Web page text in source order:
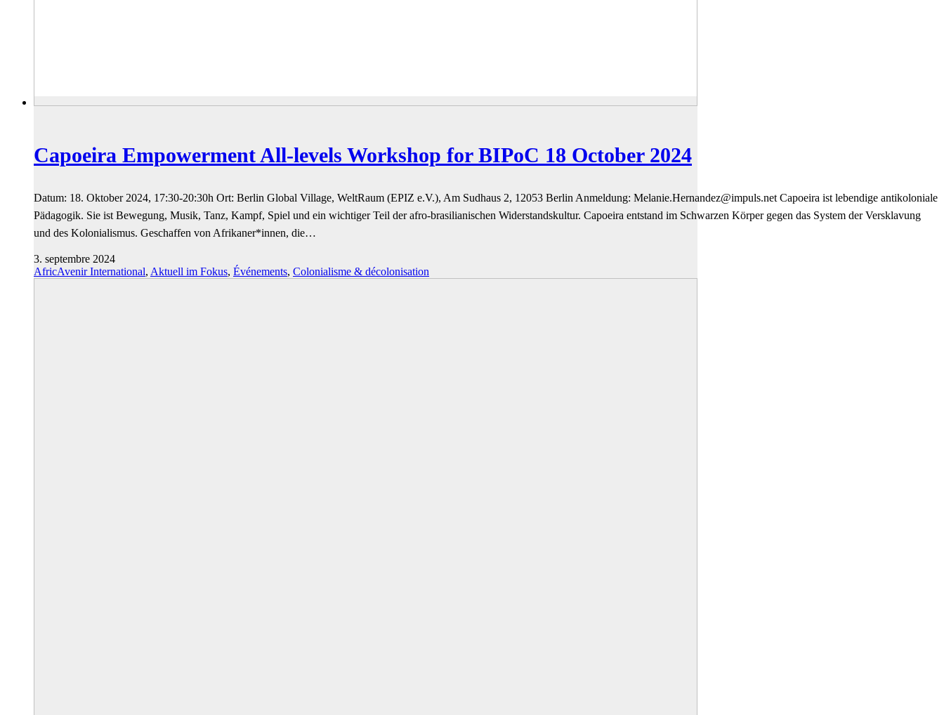
Capoeira Empowerment All-levels Workshop for BIPoC 18 October 2024
Datum: 18. Oktober 2024, 17:30-20:30h Ort: Berlin Global Village, WeltRaum (EPIZ e.V.), Am Sudhaus 2, 12053 Berlin­ Anmeldung: ten.slupmi@zednanreH.einaleM Capoeira ist lebendige antikoloniale
Pädagogik. Sie ist Bewegung, Musik, Tanz, Kampf, Spiel und ein wichtiger Teil der afro-brasilianischen Widerstandskultur. Capoeira entstand im Schwarzen Körper gegen das System der Versklavung
und des Kolonialismus. Geschaffen von Afrikaner*innen, die…
3. septembre 2024
AfricAvenir International, Aktuell im Fokus, Événements, Colonialisme & décolonisation